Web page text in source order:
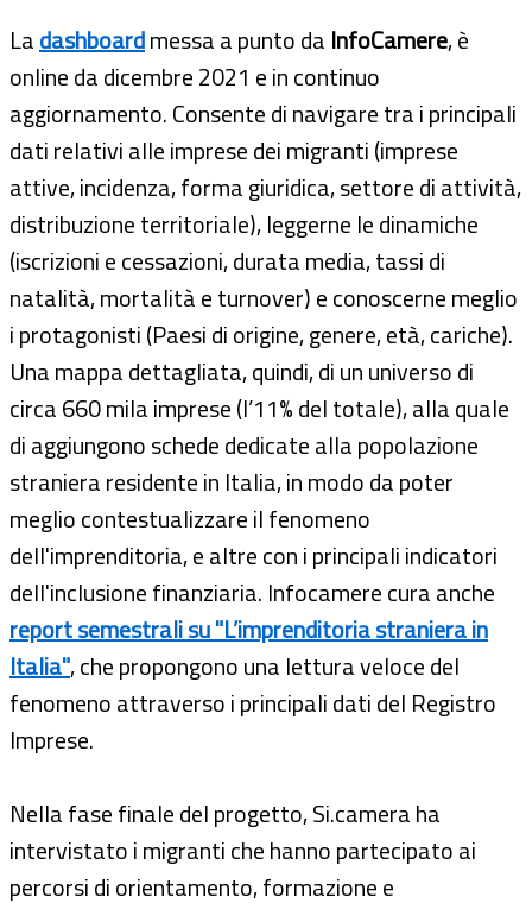
Ladashboardmessa a punto da InfoCamere, è
online da dicembre 2021 e in continuo
aggiornamento. Consente di navigare tra i principali
dati relativi alle imprese dei migranti (imprese
attive, incidenza, forma giuridica, settore di attività,
distribuzione territoriale), leggerne le dinamiche
(iscrizioni e cessazioni, durata media, tassi di
natalità, mortalità e turnover) e conoscerne meglio
i protagonisti (Paesi di origine, genere, età, cariche).
Una mappa dettagliata, quindi, di un universo di
circa 660 mila imprese (l’11% del totale), alla quale
di aggiungono schede dedicate alla popolazione
straniera residente in Italia, in modo da poter
meglio contestualizzare il fenomeno
dell'imprenditoria, e altre con i principali indicatori
dell'inclusione finanziaria. Infocamere cura anche
report semestrali su "L’imprenditoria straniera in
Italia", che propongono una lettura veloce del
fenomeno attraverso i principali dati del Registro
Imprese.
Nella fase finale del progetto, Si.camera ha
intervistato i migranti che hanno partecipato ai
percorsi di orientamento, formazione e